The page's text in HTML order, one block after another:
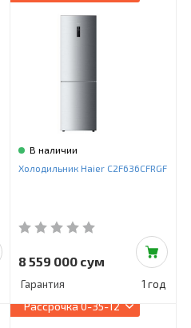
В наличии
Холодильник Haier C2F636CFRGF
8 559 000 сум
Гарантия 1 год
Рассрочка0-35-12